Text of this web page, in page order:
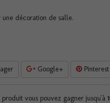
décoration de salle.
Google+ Pinterest
vous pouvez gagner jusqu'à 1